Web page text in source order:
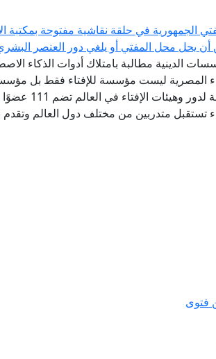
الجمهورية في حلقة نقاشية مفتوحة بمكتبة
أن يحل محل المفتي أو يلغي دور العنصر
الدينية مطالبة بامتلاك أدوات الذكاء
المصرية ليست مؤسسة للإفتاء فقط بل
تستقبل متدربين من مختلف دول العالم
فتوى